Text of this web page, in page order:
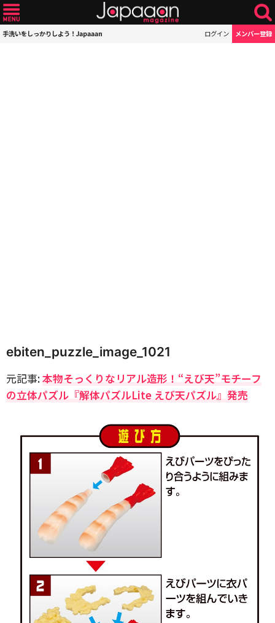
手洗いをしっかりしよう！Japaaan ログイン メンバー登録
ebiten_puzzle_image_1021
元記事:本物そっくりなリアル造形！“えび天”モチーフ
の立体パズル『解体パズルLite えび天パズル』発売